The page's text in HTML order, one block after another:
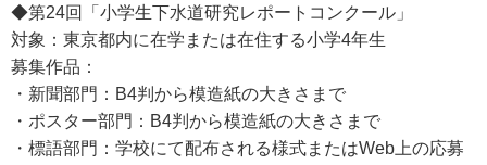
◆第24回「小学生下水道研究レポートコンクール」
対象：東京都内に在学または在住する小学4年生
募集作品：
・新聞部門：B4判から模造紙の大きさまで
・ポスター部門：B4判から模造紙の大きさまで
・標語部門：学校にて配布される様式またはWeb上の応募